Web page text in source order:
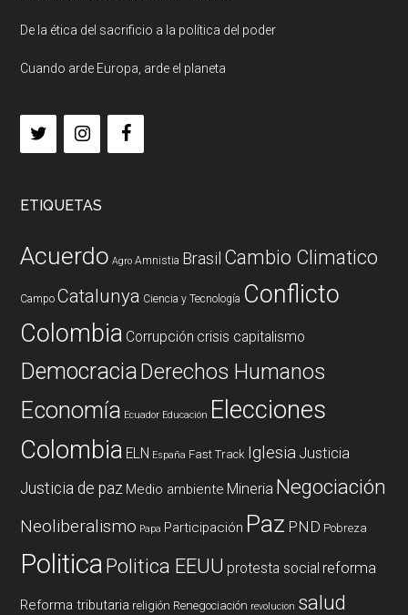
De la ética del sacrificio a la política del poder
Cuando arde Europa, arde el planeta
ETIQUETAS
Acuerdo Agro Amnistia Brasil Cambio Climatico
Campo Catalunya Ciencia y Tecnología Conflicto
Colombia Corrupción crisis capitalismo
DemocraciaDerechos Humanos
Economía Ecuador Educación Elecciones
Colombia ELN España Fast Track Iglesia Justicia
Justicia de paz Medio ambiente Mineria Negociación
Neoliberalismo Papa Participación Paz PND Pobreza
PoliticaPolitica EEUU protesta social reforma
Reforma tributaria religión Renegociación revolucion salud